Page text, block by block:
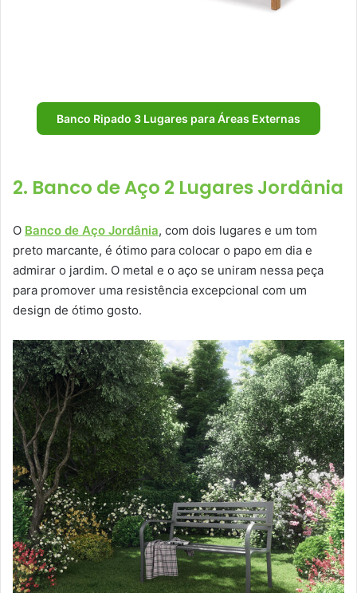
Banco Ripado 3 Lugares para Áreas Externas
2. Banco de Aço 2 Lugares Jordânia
O Banco de Aço Jordânia, com dois lugares e um tom
preto marcante, é ótimo para colocar o papo em dia e
admirar o jardim. O metal e o aço se uniram nessa peça
para promover uma resistência excepcional com um
design de ótimo gosto.